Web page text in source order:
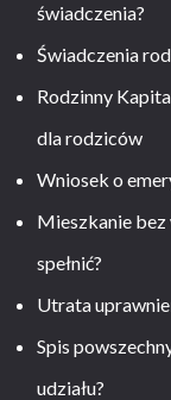
świadczenia?
Świadczenia
Rodzinny
dla rodziców
Wniosek o
Mieszkanie bez
spełnić?
Utrata
Spis
udziału?